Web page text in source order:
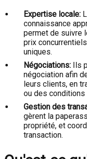
Expertise locale:
connaissance
permet de suivre
prix
uniques.
Négociations: Ils
négociation afin
leurs clients, en
ou des conditions
Gestion des
gèrent la
propriété, et
transaction.